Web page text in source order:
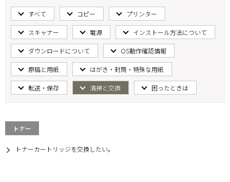
すべて コピー プリンター
スキャナー 電源 インストール方法について
ダウンロードについて OS動作確認情報
原稿と用紙 はがき・封筒・特殊な用紙
転送・保存 清掃と交換 困ったときは
トナー
トナーカートリッジを交換したい。